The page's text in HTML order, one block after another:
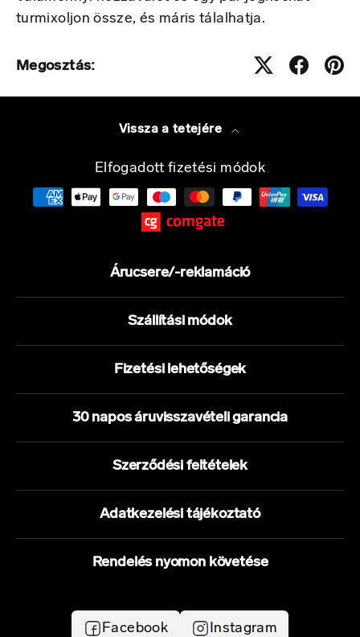
turmixoljon össze, és máris tálalhatja.
Megosztás:
Vissza a tetejére
Elfogadott fizetési módok
Árucsere/-reklamáció
Szállítási módok
Fizetési lehetőségek
30 napos áruvisszavételi garancia
Szerződési feltételek
Adatkezelési tájékoztató
Rendelés nyomon követése
Facebook Instagram